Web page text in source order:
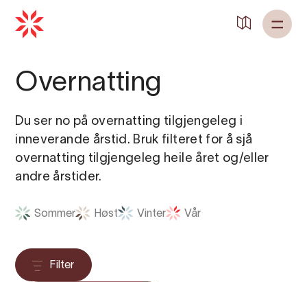
Overnatting
Du ser no på overnatting tilgjengeleg i
inneverande årstid. Bruk filteret for å sjå
overnatting tilgjengeleg heile året og/eller
andre årstider.
Sommer Høst Vinter Vår
Filter